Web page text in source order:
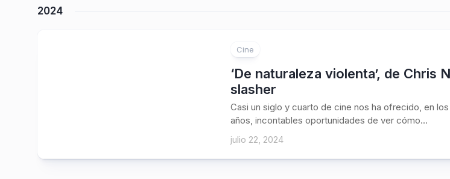
2024
Cine
‘De naturaleza violenta’, de Chris
slasher
Casi un siglo y cuarto de cine nos ha ofrecido, en
años, incontables oportunidades de ver cómo...
julio 22, 2024